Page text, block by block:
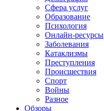
Сфера услуг
Образование
Психология
Онлайн-ресурсы
Заболевания
Катаклизмы
Преступления
Происшествия
Спорт
Войны
Разное
Обзоры